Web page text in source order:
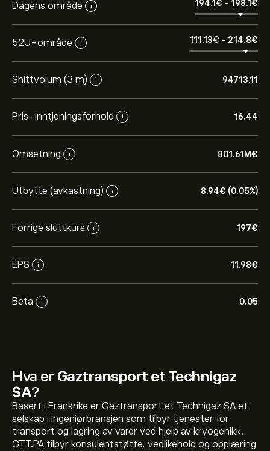
Dagens område i 194.1‎€‎ - 198.1‎€‎
52U-område i 111.13‎€‎ - 214.8‎€‎
Snittvolum (3 m) i 94713.11
Pris-inntjeningsforhold i 16.44
Omsetning i 801.61M‎€‎
Utbytte (avkastning) i 8.94‎€‎ (0.05%)
Forrige sluttkurs i 197‎€‎
EPS i 11.98‎€‎
Beta i 0.05
Hva er Gaztransport et Technigaz
SA?
Basert i Frankrike er Gaztransport et Technigaz SA et
selskap i ingeniørbransjen som tilbyr tjenester for
transport og lagring av varer ved hjelp av kryogenikk.
GTT.PA tilbyr konsulentstøtte, vedlikehold og opplæring